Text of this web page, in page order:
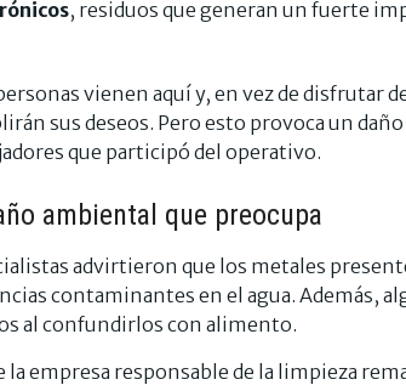
, residuos que generan un fuerte
vienen aquí y, en vez de disfrutar
sus deseos. Pero esto provoca un
que participó del operativo.
ambiental que preocupa
advirtieron que los metales
contaminantes en el agua. Además,
al confundirlos con alimento.
la empresa responsable de la limpieza